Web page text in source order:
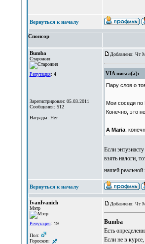
Вернуться к началу
Спонсор
Bumba
Старожил
Репутация: 4
Зарегистрирован: 05.03.2011
Сообщения: 512
Награды: Нет
Добавлено: Чт
VIA писал(а):
Пару слов о
Мои соседи по
Конечно, это
А Maria,
Если
взять налоги,
нашей реальной
Вернуться к началу
IvanIvanich
Мэтр
Репутация: 19
Пол:
Гороскоп:
Добавлено: Чт
Bumba
Есть
Если не в